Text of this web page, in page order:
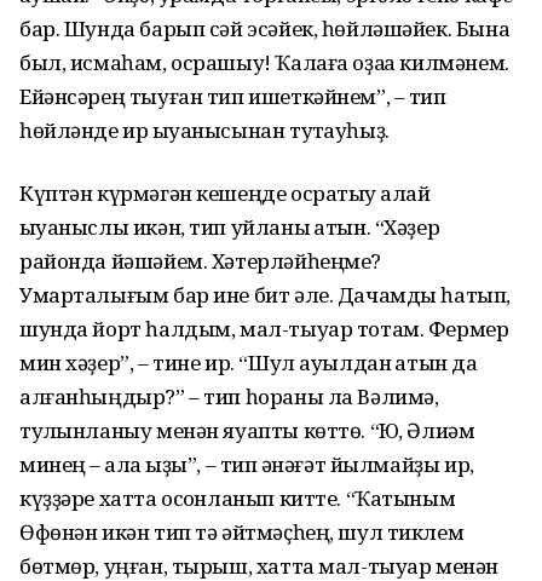
бар. Шунда барып сәй эсәйек, һөйләшәйек. Бына
был, исмаһам, осрашыу! Ҡалаға оҙаҡҡа килмәнем.
Ейәнсәрең тыуған тип ишеткәйнем”, – тип
һөйләнде ир ҡыуанысынан туҡтауһыҙ.
Күптән күрмәгән кешеңде осратыу ҡалай
ҡыуаныслы икән, тип уйланы ҡатын. “Хәҙер
районда йәшәйем. Хәтерләйһеңме?
Умарталығым бар ине бит әле. Дачамды һатып,
шунда йорт һалдым, мал-тыуар тотам. Фермер
мин хәҙер”, – тине ир. “Шул ауылдан ҡатын да
алғанһыңдыр?” – тип һораны ла Вәлимә,
тулҡынланыу менән яуапты көттө. “Юҡ, Әлиәм
минең – ҡала ҡыҙы”, – тип ҡәнәғәт йылмайҙы ир,
күҙҙәре хатта осҡонланып китте. “Ҡатыным
Өфөнән икән тип тә әйтмәҫһең, шул тиклем
бөтмөр, уңған, тырыш, хатта мал-тыуар менән